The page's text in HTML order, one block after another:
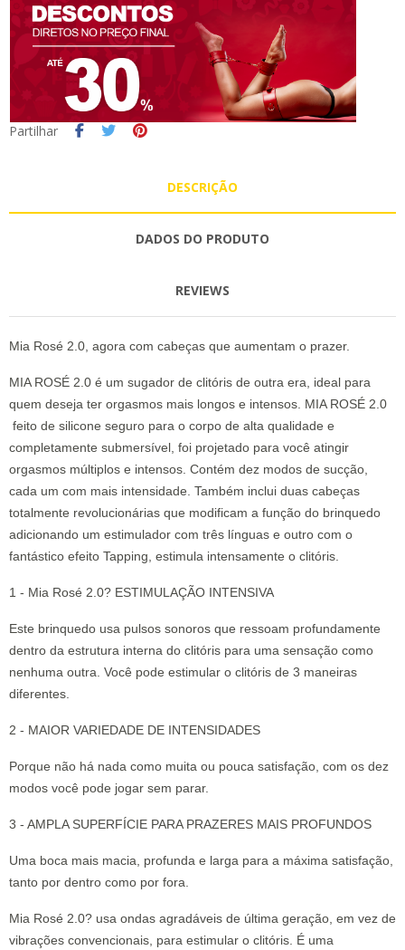
Partilhar
DESCRIÇÃO
DADOS DO PRODUTO
REVIEWS
Mia Rosé 2.0, agora com cabeças que aumentam o prazer.
MIA ROSÉ 2.0 é um sugador de clitóris de outra era, ideal para
quem deseja ter orgasmos mais longos e intensos. MIA ROSÉ 2.0
feito de silicone seguro para o corpo de alta qualidade e
completamente submersível, foi projetado para você atingir
orgasmos múltiplos e intensos. Contém dez modos de sucção,
cada um com mais intensidade. Também inclui duas cabeças
totalmente revolucionárias que modificam a função do brinquedo
adicionando um estimulador com três línguas e outro com o
fantástico efeito Tapping, estimula intensamente o clitóris.
1 - Mia Rosé 2.0? ESTIMULAÇÃO INTENSIVA
Este brinquedo usa pulsos sonoros que ressoam profundamente
dentro da estrutura interna do clitóris para uma sensação como
nenhuma outra. Você pode estimular o clitóris de 3 maneiras
diferentes.
2 - MAIOR VARIEDADE DE INTENSIDADES
Porque não há nada como muita ou pouca satisfação, com os dez
modos você pode jogar sem parar.
3 - AMPLA SUPERFÍCIE PARA PRAZERES MAIS PROFUNDOS
Uma boca mais macia, profunda e larga para a máxima satisfação,
tanto por dentro como por fora.
Mia Rosé 2.0? usa ondas agradáveis de última geração, em vez de
vibrações convencionais, para estimular o clitóris. É uma